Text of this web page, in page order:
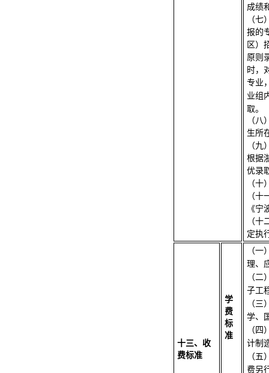
成绩
（七
报的
区）
原则
时，
专业
业组
取。
（
生所
（
根据
优录
（
（十
《宁
（
定执
十三、收
费标准
学
费
标
准
（一
理、
（二
子工
（三
学、
（四
计制
（五
费另